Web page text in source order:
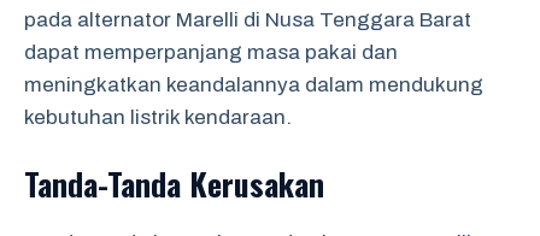
pada alternator Marelli di Nusa Tenggara Barat
dapat memperpanjang masa pakai dan
meningkatkan keandalannya dalam mendukung
kebutuhan listrik kendaraan.
Tanda-Tanda Kerusakan